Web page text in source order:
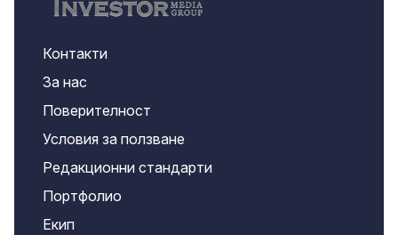
Контакти
За нас
Поверителност
Условия за ползване
Редакционни стандарти
Портфолио
Екип